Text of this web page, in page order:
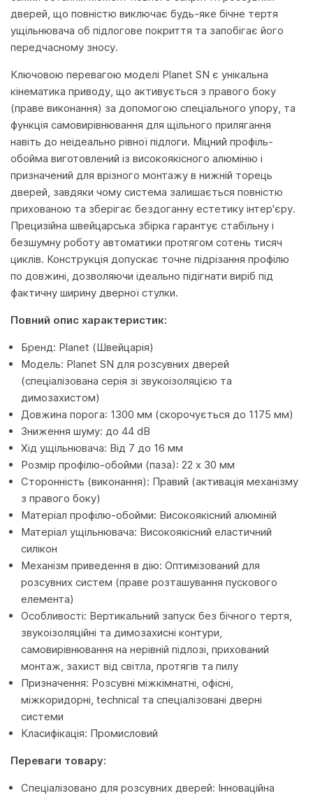
дверей, що повністю виключає будь-яке бічне тертя
ущільнювача об підлогове покриття та запобігає його
передчасному зносу.
Ключовою перевагою моделі Planet SN є унікальна
кінематика приводу, що активується з правого боку
(праве виконання) за допомогою спеціального упору, та
функція самовирівнювання для щільного прилягання
навіть до неідеально рівної підлоги. Міцний профіль-
обойма виготовлений із високоякісного алюмінію і
призначений для врізного монтажу в нижній торець
дверей, завдяки чому система залишається повністю
прихованою та зберігає бездоганну естетику інтер'єру.
Прецизійна швейцарська збірка гарантує стабільну і
безшумну роботу автоматики протягом сотень тисяч
циклів. Конструкція допускає точне підрізання профілю
по довжині, дозволяючи ідеально підігнати виріб під
фактичну ширину дверної стулки.
Повний опис характеристик:
Бренд: Planet (Швейцарія)
Модель: Planet SN для розсувних дверей
(спеціалізована серія зі звукоізоляцією та
димозахистом)
Довжина порога: 1300 мм (скорочується до 1175 мм)
Зниження шуму: до 44 dB
Хід ущільнювача: Від 7 до 16 мм
Розмір профілю-обойми (паза): 22 x 30 мм
Сторонність (виконання): Правий (активація механізму
з правого боку)
Матеріал профілю-обойми: Високоякісний алюміній
Матеріал ущільнювача: Високоякісний еластичний
силікон
Механізм приведення в дію: Оптимізований для
розсувних систем (праве розташування пускового
елемента)
Особливості: Вертикальний запуск без бічного тертя,
звукоізоляційні та димозахисні контури,
самовирівнювання на нерівній підлозі, прихований
монтаж, захист від світла, протягів та пилу
Призначення: Розсувні міжкімнатні, офісні,
міжкоридорні, technical та спеціалізовані дверні
системи
Класифікація: Промисловий
Переваги товару:
Спеціалізовано для розсувних дверей: Інноваційна